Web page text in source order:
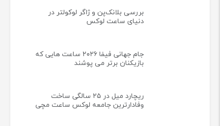
بررسی بلانک‌پن و ژاگر لوکولتر در
دنیای ساعت لوکس
جام جهانی فیفا ۲۰۲۶ ساعت هایی که
بازیکنان برتر می پوشند
ریچارد میل در ۲۵ سالگی ساخت
وفادارترین جامعه لوکس ساعت مچی